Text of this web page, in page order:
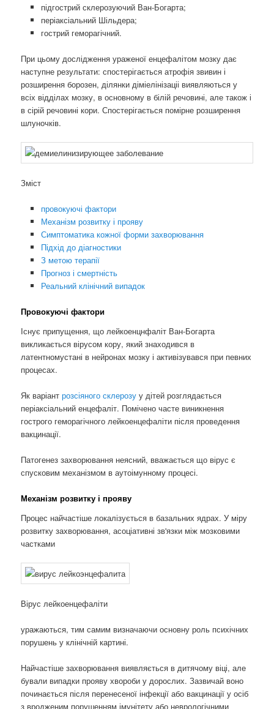
підгострий склерозуючий Ван-Богарта;
періаксіальний Шільдера;
гострий геморагічний.
При цьому дослідження ураженої енцефалітом мозку дає
наступне результати: спостерігається атрофія звивин і
розширення борозен, ділянки діміелінізаціі виявляються у
всіх відділах мозку, в основному в білій речовині, але також і
в сірій речовині кори. Спостерігається помірне розширення
шлуночків.
Зміст
провокуючі фактори
Механізм розвитку і прояву
Симптоматика кожної форми захворювання
Підхід до діагностики
З метою терапії
Прогноз і смертність
Реальний клінічний випадок
Провокуючі фактори
Існує припущення, що лейкоенцнфаліт Ван-Богарта
викликається вірусом кору, який знаходився в
латентномустані в нейронах мозку і активізувався при певних
процесах.
Як варіантрозсіяного склерозуу дітей розглядається
періаксіальний енцефаліт. Помічено часте виникнення
гострого геморагічного лейкоенцефаліти після проведення
вакцинації.
Патогенез захворювання неясний, вважається що вірус є
спусковим механізмом в аутоімунному процесі.
Механізм розвитку і прояву
Процес найчастіше локалізується в базальних ядрах. У міру
розвитку захворювання, асоціативні зв'язки між мозковими
частками
Вірус лейкоенцефаліти
уражаються, тим самим визначаючи основну роль психічних
порушень у клінічній картині.
Найчастіше захворювання виявляється в дитячому віці, але
бували випадки прояву хвороби у дорослих. Зазвичай воно
починається після перенесеної інфекції або вакцинації у осіб
з вродженим порушенням імунітету або неврологічними